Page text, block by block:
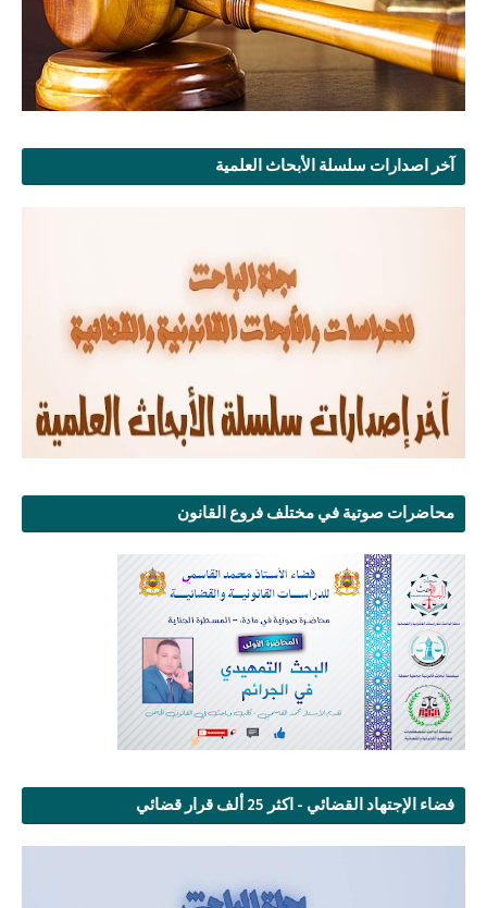
آخر اصدارات سلسلة الأبحاث العلمية
محاضرات صوتية في مختلف فروع القانون
فضاء الإجتهاد القضائي - اكثر 25 ألف قرار قضائي